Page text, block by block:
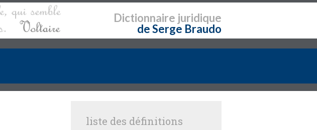
Dictionnaire juridique
de Serge Braudo
liste des définitions